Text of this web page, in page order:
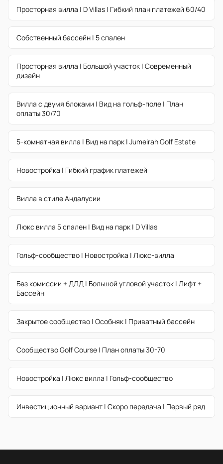
Просторная вилла | D Villas | Гибкий план платежей 60/40
Собственный бассейн | 5 спален
Просторная вилла | Большой участок | Современный
дизайн
Вилла с двумя блоками | Вид на гольф-поле | План
оплаты 30/70
5-комнатная вилла | Вид на парк | Jumeirah Golf Estate
Новостройка | Гибкий график платежей
Вилла в стиле Андалусии
Люкс вилла 5 спален | Вид на парк | D Villas
Гольф-сообщество | Новостройка | Люкс-вилла
Без комиссии + ДЛД | Большой угловой участок | Лифт +
Бассейн
Закрытое сообщество | Особняк | Приватный бассейн
Сообщество Golf Course | План оплаты 30-70
Новостройка | Люкс вилла | Гольф-сообщество
Инвестиционный вариант | Скоро передача | Первый ряд